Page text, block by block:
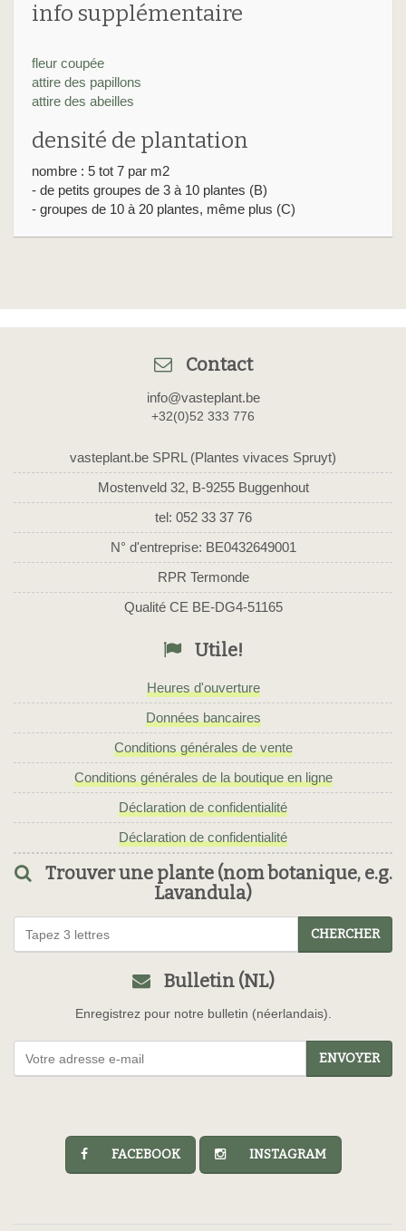
info supplémentaire
fleur coupée
attire des papillons
attire des abeilles
densité de plantation
nombre : 5 tot 7 par m2
- de petits groupes de 3 à 10 plantes (B)
- groupes de 10 à 20 plantes, même plus (C)
Contact
info@vasteplant.be
+32(0)52 333 776
vasteplant.be SPRL (Plantes vivaces Spruyt)
Mostenveld 32, B-9255 Buggenhout
tel: 052 33 37 76
N° d'entreprise: BE0432649001
RPR Termonde
Qualité CE BE-DG4-51165
Utile!
Heures d'ouverture
Données bancaires
Conditions générales de vente
Conditions générales de la boutique en ligne
Déclaration de confidentialité
Déclaration de confidentialité
Trouver une plante (nom botanique, e.g.
Lavandula)
CHERCHER
Bulletin (NL)
Enregistrez pour notre bulletin (néerlandais).
ENVOYER
FACEBOOK INSTAGRAM